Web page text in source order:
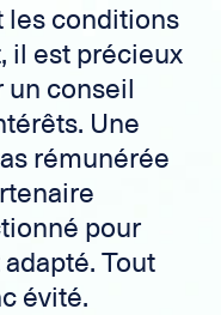
les conditions
il est précieux
un conseil
Une
rémunérée
pour
Tout
évité.